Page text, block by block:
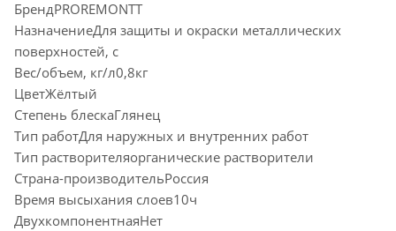
БрендPROREMONTT
НазначениеДля защиты и окраски металлических
поверхностей, с
Вес/объем, кг/л0,8кг
ЦветЖёлтый
Степень блескаГлянец
Тип работДля наружных и внутренних работ
Тип растворителяорганические растворители
Страна-производительРоссия
Время высыхания слоев10ч
ДвухкомпонентнаяНет